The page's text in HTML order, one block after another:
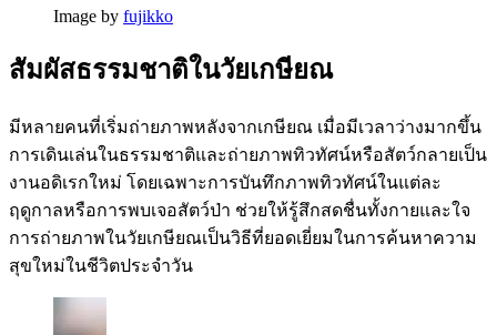
Image by fujikko
สัมผัสธรรมชาติในวัยเกษียณ
มีหลายคนที่เริ่มถ่ายภาพหลังจากเกษียณ เมื่อมีเวลาว่างมากขึ้น
การเดินเล่นในธรรมชาติและถ่ายภาพทิวทัศน์หรือสัตว์กลายเป็น
งานอดิเรกใหม่ โดยเฉพาะการบันทึกภาพทิวทัศน์ในแต่ละ
ฤดูกาลหรือการพบเจอสัตว์ป่า ช่วยให้รู้สึกสดชื่นทั้งกายและใจ
การถ่ายภาพในวัยเกษียณเป็นวิธีที่ยอดเยี่ยมในการค้นหาความ
สุขใหม่ในชีวิตประจำวัน